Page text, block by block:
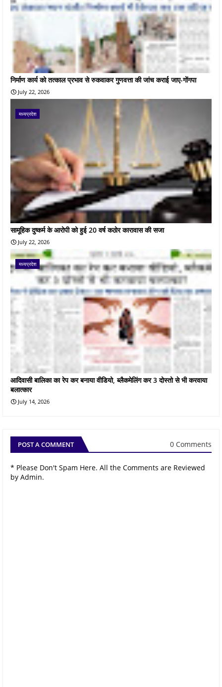
निर्माण कार्य को तत्काल प्रभाव से रुकवाकर गुणवत्ता की जांच कराई जाए-गोंगपा
July 22, 2026
मध्यप्रदेश
सामूहिक दुष्कर्म के आरोपी को हुई 20 वर्ष कठोर कारावास की सजा
July 22, 2026
मध्यप्रदेश
आदिवासी बालिका का रेप कर बनाया वीडियो, ब्लैकमेलिंग कर 3 दोस्तो से भी करवाया
बलात्कार
July 14, 2026
POST A COMMENT 0 Comments
* Please Don't Spam Here. All the Comments are Reviewed
by Admin.